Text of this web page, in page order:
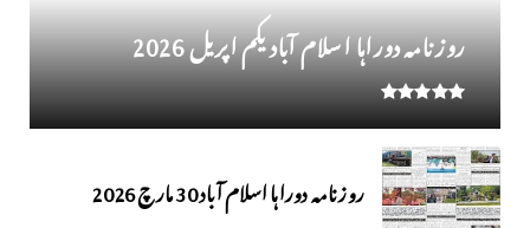
روز نامہ دوراہا اسلام آباد یکم اپریل 2026
روزنامہ دوراہا اسلام آباد 30 مارچ 2026